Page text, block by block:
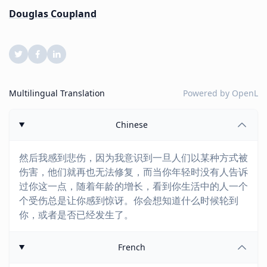
Douglas Coupland
Multilingual Translation Powered by OpenL
Chinese
然后我感到悲伤，因为我意识到一旦人们以某种方式被
伤害，他们就再也无法修复，而当你年轻时没有人告诉
过你这一点，随着年龄的增长，看到你生活中的人一个
个受伤总是让你感到惊讶。你会想知道什么时候轮到
你，或者是否已经发生了。
French